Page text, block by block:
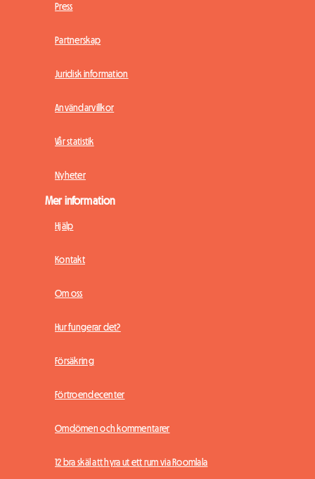
Press
Partnerskap
Juridisk information
Användarvillkor
Vår statistik
Nyheter
Mer information
Hjälp
Kontakt
Om oss
Hur fungerar det?
Försäkring
Förtroendecenter
Omdömen och kommentarer
12 bra skäl att hyra ut ett rum via Roomlala